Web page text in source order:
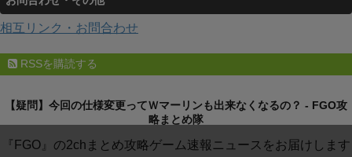
相互リンク・お問合わせ
RSSを購読する
【疑問】今回の仕様変更ってＷマーリンも出来なくなるの？ - FGO攻
略まとめ隊
『FGO』の2chまとめ攻略ゲーム速報ニュースをお届けします